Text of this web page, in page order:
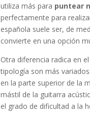
utiliza más para puntear
perfectamente para
española suele ser, de
convierte en una opción
Otra diferencia radica en el
tipología son más
en la parte superior de la
mástil de la guitarra
el grado de dificultad a la